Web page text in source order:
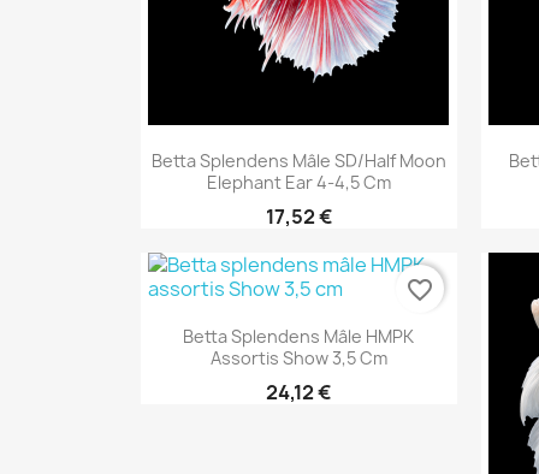
 Aperçu rapide
Betta Splendens Mâle SD/Half Moon
Elephant Ear 4-4,5 Cm
17,52 €
 Aperçu rapide
Betta Splendens Mâle HMPK
Assortis Show 3,5 Cm
24,12 €
favorite_border